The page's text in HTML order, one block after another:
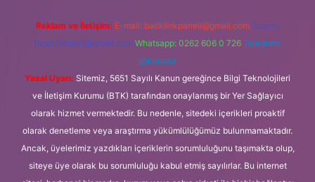
Reklam ve İletişim: E-mail: backlinkpaneli@gmail.com Teams:
forumhizmeti@gmail.com Whatsapp: 0262 606 0 726 Telegram:
@karabul
Yasal Uyarı: Sitemiz, 5651 Sayılı Kanun gereğince Bilgi Teknolojileri
ve İletişim Kurumu (BTK) tarafından onaylanmış bir Yer Sağlayıcı
olarak hizmet vermektedir. Bu nedenle, sitedeki içerikleri proaktif
olarak denetleme veya araştırma yükümlülüğümüz bulunmamaktadır.
Ancak, üyelerimiz yazdıkları içeriklerin sorumluluğunu taşımakta olup,
siteye üye olarak bu sorumluluğu kabul etmiş sayılırlar. Bu internet